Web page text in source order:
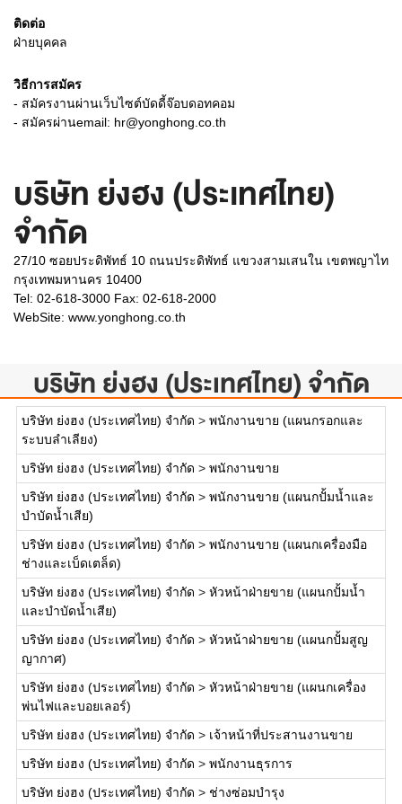
ติดต่อ
ฝ่ายบุคคล
วิธีการสมัคร
- สมัครงานผ่านเว็บไซต์บัดดี้จ๊อบดอทคอม
- สมัครผ่านemail: hr@yonghong.co.th
บริษัท ย่งฮง (ประเทศไทย)
จำกัด
27/10 ซอยประดิพัทธ์ 10 ถนนประดิพัทธ์ แขวงสามเสนใน เขตพญาไท
กรุงเทพมหานคร 10400
Tel: 02-618-3000 Fax: 02-618-2000
WebSite: www.yonghong.co.th
บริษัท ย่งฮง (ประเทศไทย) จำกัด
บริษัท ย่งฮง (ประเทศไทย) จำกัด > พนักงานขาย (แผนกรอกและ
ระบบลำเลียง)
บริษัท ย่งฮง (ประเทศไทย) จำกัด > พนักงานขาย
บริษัท ย่งฮง (ประเทศไทย) จำกัด > พนักงานขาย (แผนกปั้มน้ำและ
บำบัดน้ำเสีย)
บริษัท ย่งฮง (ประเทศไทย) จำกัด > พนักงานขาย (แผนกเครื่องมือ
ช่างและเบ็ดเตล็ด)
บริษัท ย่งฮง (ประเทศไทย) จำกัด > หัวหน้าฝ่ายขาย (แผนกปั้มน้ำ
และบำบัดน้ำเสีย)
บริษัท ย่งฮง (ประเทศไทย) จำกัด > หัวหน้าฝ่ายขาย (แผนกปั้มสูญ
ญากาศ)
บริษัท ย่งฮง (ประเทศไทย) จำกัด > หัวหน้าฝ่ายขาย (แผนกเครื่อง
พ่นไฟและบอยเลอร์)
บริษัท ย่งฮง (ประเทศไทย) จำกัด > เจ้าหน้าที่ประสานงานขาย
บริษัท ย่งฮง (ประเทศไทย) จำกัด > พนักงานธุรการ
บริษัท ย่งฮง (ประเทศไทย) จำกัด > ช่างซ่อมบำรุง